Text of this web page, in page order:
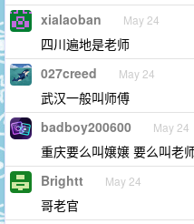
xialaoban May 24
四川遍地是老师
027creed May 24
武汉一般叫师傅
badboy200600 May 24
重庆要么叫嬢嬢 要么叫老
Brightt May 24
哥老官